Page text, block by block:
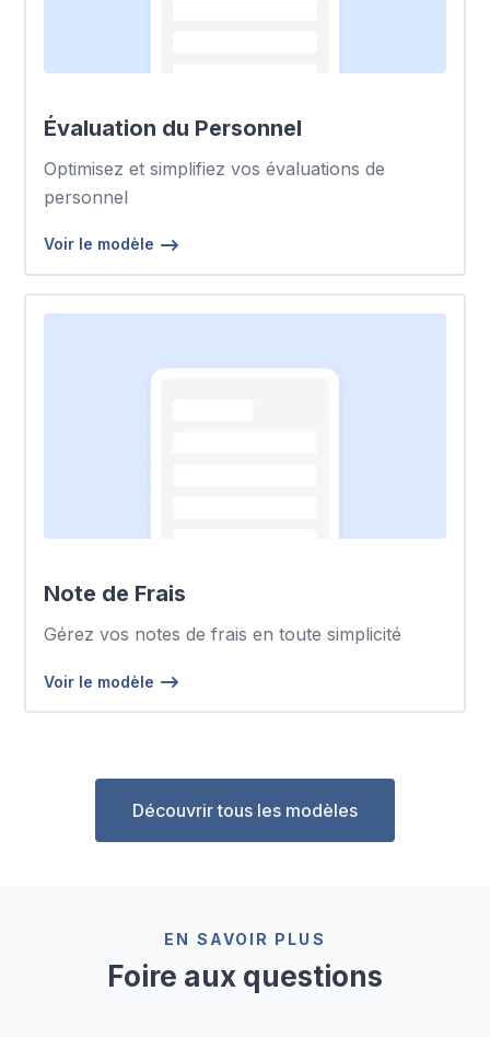
Évaluation du Personnel
Optimisez et simplifiez vos évaluations de
personnel
Voir le modèle
Note de Frais
Gérez vos notes de frais en toute simplicité
Voir le modèle
Découvrir tous les modèles
EN SAVOIR PLUS
Foire aux questions